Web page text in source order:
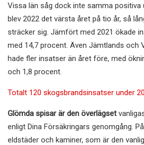
Vissa län såg dock inte samma positiva
blev 2022 det värsta året på tio år, så
sträcker sig. Jämfört med 2021 ökade
med 14,7 procent. Även Jämtlands och
hade fler insatser än året före, med
och 1,8 procent.
Totalt 120 skogsbrandsinsatser under
Glömda spisar är den överlägset
enligt Dina Försäkringars genomgång.
eldstäder och kaminer, som är den